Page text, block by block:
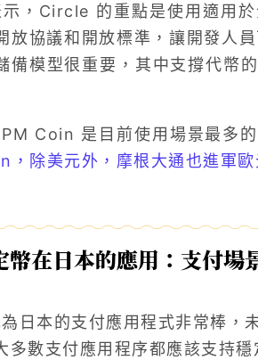
，Circle 的重點是使用適用於
放協議和開放標準，讓開發人
備模型很重要，其中支撐代幣
Coin 是目前使用場景最多的
，除美元外，摩根大通也進軍歐
在日本的應用：支付場
本的支付應用程式非常棒，
多數支付應用程序都應該支持穩